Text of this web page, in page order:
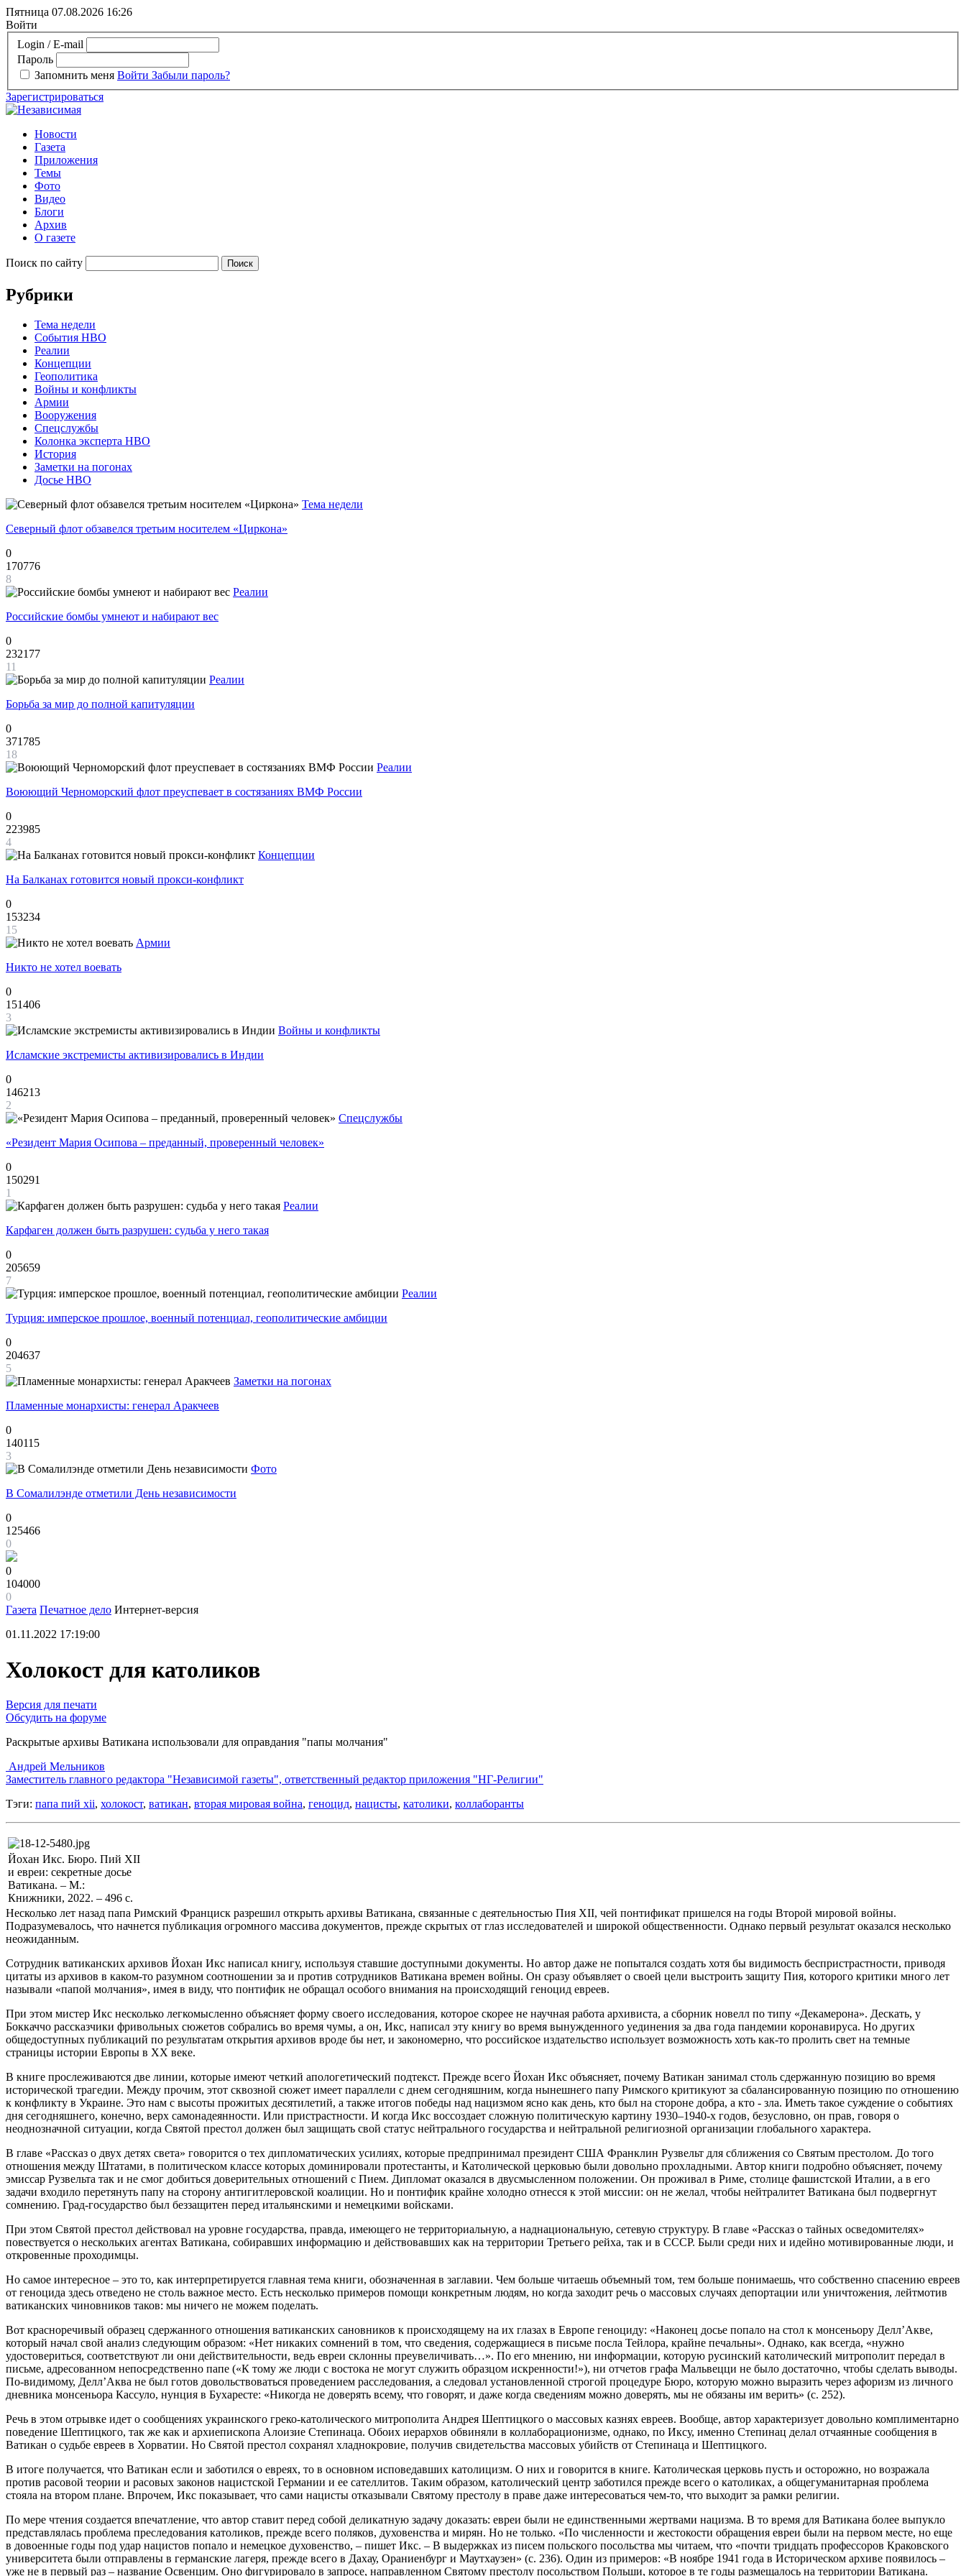
Пятница 07.08.2026 16:26
Войти
Login / E-mail
Пароль
Запомнить меня Войти Забыли пароль?
Зарегистрироваться
Новости
Газета
Приложения
Темы
Фото
Видео
Блоги
Архив
О газете
Поиск по сайту
Рубрики
Тема недели
События НВО
Реалии
Концепции
Геополитика
Войны и конфликты
Армии
Вооружения
Спецслужбы
Колонка эксперта НВО
История
Заметки на погонах
Досье НВО
Тема недели
Северный флот обзавелся третьим носителем «Циркона»
0
170776
8
Реалии
Российские бомбы умнеют и набирают вес
0
232177
11
Реалии
Борьба за мир до полной капитуляции
0
371785
18
Реалии
Воюющий Черноморский флот преуспевает в состязаниях ВМФ России
0
223985
4
Концепции
На Балканах готовится новый прокси-конфликт
0
153234
15
Армии
Никто не хотел воевать
0
151406
3
Войны и конфликты
Исламские экстремисты активизировались в Индии
0
146213
2
Спецслужбы
«Резидент Мария Осипова – преданный, проверенный человек»
0
150291
1
Реалии
Карфаген должен быть разрушен: судьба у него такая
0
205659
7
Реалии
Турция: имперское прошлое, военный потенциал, геополитические амбиции
0
204637
5
Заметки на погонах
Пламенные монархисты: генерал Аракчеев
0
140115
3
Фото
В Сомалилэнде отметили День независимости
0
125466
0
0
104000
0
Газета Печатное дело Интернет-версия
01.11.2022 17:19:00
Холокост для католиков
Версия для печати
Обсудить на форуме
Раскрытые архивы Ватикана использовали для оправдания "папы молчания"
Андрей Мельников
Заместитель главного редактора "Независимой газеты", ответственный редактор приложения "НГ-Религии"
Тэги: папа пий xii, холокост, ватикан, вторая мировая война, геноцид, нацисты, католики, коллаборанты
Йохан Икс. Бюро. Пий XII
и евреи: секретные досье
Ватикана. – М.:
Книжники, 2022. – 496 с.
Несколько лет назад папа Римский Франциск разрешил открыть архивы Ватикана, связанные с деятельностью Пия XII, чей понтификат пришелся на годы Второй мировой войны.
Подразумевалось, что начнется публикация огромного массива документов, прежде скрытых от глаз исследователей и широкой общественности. Однако первый результат оказался несколько
неожиданным.
Сотрудник ватиканских архивов Йохан Икс написал книгу, используя ставшие доступными документы. Но автор даже не попытался создать хотя бы видимость беспристрастности, приводя
цитаты из архивов в каком-то разумном соотношении за и против сотрудников Ватикана времен войны. Он сразу объявляет о своей цели выстроить защиту Пия, которого критики много лет
называли «папой молчания», имея в виду, что понтифик не обращал особого внимания на происходящий геноцид евреев.
При этом мистер Икс несколько легкомысленно объясняет форму своего исследования, которое скорее не научная работа архивиста, а сборник новелл по типу «Декамерона». Дескать, у
Боккаччо рассказчики фривольных сюжетов собрались во время чумы, а он, Икс, написал эту книгу во время вынужденного уединения за два года пандемии коронавируса. Но других
общедоступных публикаций по результатам открытия архивов вроде бы нет, и закономерно, что российское издательство использует возможность хоть как-то пролить свет на темные
страницы истории Европы в XX веке.
В книге прослеживаются две линии, которые имеют четкий апологетический подтекст. Прежде всего Йохан Икс объясняет, почему Ватикан занимал столь сдержанную позицию во время
исторической трагедии. Между прочим, этот сквозной сюжет имеет параллели с днем сегодняшним, когда нынешнего папу Римского критикуют за сбалансированную позицию по отношению
к конфликту в Украине. Это нам с высоты прожитых десятилетий, а также итогов победы над нацизмом ясно как день, кто был на стороне добра, а кто - зла. Иметь такое суждение о событиях
дня сегодняшнего, конечно, верх самонадеянности. Или пристрастности. И когда Икс воссоздает сложную политическую картину 1930–1940-х годов, безусловно, он прав, говоря о
неоднозначной ситуации, когда Святой престол должен был защищать свой статус нейтрального государства и нейтральной религиозной организации глобального характера.
В главе «Рассказ о двух детях света» говорится о тех дипломатических усилиях, которые предпринимал президент США Франклин Рузвельт для сближения со Святым престолом. До того
отношения между Штатами, в политическом классе которых доминировали протестанты, и Католической церковью были довольно прохладными. Автор книги подробно объясняет, почему
эмиссар Рузвельта так и не смог добиться доверительных отношений с Пием. Дипломат оказался в двусмысленном положении. Он проживал в Риме, столице фашистской Италии, а в его
задачи входило перетянуть папу на сторону антигитлеровской коалиции. Но и понтифик крайне холодно отнесся к этой миссии: он не желал, чтобы нейтралитет Ватикана был подвергнут
сомнению. Град-государство был беззащитен перед итальянскими и немецкими войсками.
При этом Святой престол действовал на уровне государства, правда, имеющего не территориальную, а наднациональную, сетевую структуру. В главе «Рассказ о тайных осведомителях»
повествуется о нескольких агентах Ватикана, собиравших информацию и действовавших как на территории Третьего рейха, так и в СССР. Были среди них и идейно мотивированные люди, и
откровенные проходимцы.
Но самое интересное – это то, как интерпретируется главная тема книги, обозначенная в заглавии. Чем больше читаешь объемный том, тем больше понимаешь, что собственно спасению евреев
от геноцида здесь отведено не столь важное место. Есть несколько примеров помощи конкретным людям, но когда заходит речь о массовых случаях депортации или уничтожения, лейтмотив
ватиканских чиновников таков: мы ничего не можем поделать.
Вот красноречивый образец сдержанного отношения ватиканских сановников к происходящему на их глазах в Европе геноциду: «Наконец досье попало на стол к монсеньору Делл’Акве,
который начал свой анализ следующим образом: «Нет никаких сомнений в том, что сведения, содержащиеся в письме посла Тейлора, крайне печальны». Однако, как всегда, «нужно
удостовериться, соответствуют ли они действительности, ведь евреи склонны преувеличивать…». По его мнению, ни информации, которую русинский католический митрополит передал в
письме, адресованном непосредственно папе («К тому же люди с востока не могут служить образцом искренности!»), ни отчетов графа Мальвецци не было достаточно, чтобы сделать выводы.
По-видимому, Делл’Аква не был готов довольствоваться проведением расследования, а следовал установленной строгой процедуре Бюро, которую можно выразить через афоризм из личного
дневника монсеньора Кассуло, нунция в Бухаресте: «Никогда не доверять всему, что говорят, и даже когда сведениям можно доверять, мы не обязаны им верить» (с. 252).
Речь в этом отрывке идет о сообщениях украинского греко-католического митрополита Андрея Шептицкого о массовых казнях евреев. Вообще, автор характеризует довольно комплиментарно
поведение Шептицкого, так же как и архиепископа Алоизие Степинаца. Обоих иерархов обвиняли в коллаборационизме, однако, по Иксу, именно Степинац делал отчаянные сообщения в
Ватикан о судьбе евреев в Хорватии. Но Святой престол сохранял хладнокровие, получив свидетельства массовых убийств от Степинаца и Шептицкого.
В итоге получается, что Ватикан если и заботился о евреях, то в основном исповедавших католицизм. О них и говорится в книге. Католическая церковь пусть и осторожно, но возражала
против расовой теории и расовых законов нацистской Германии и ее сателлитов. Таким образом, католический центр заботился прежде всего о католиках, а общегуманитарная проблема
стояла на втором плане. Впрочем, Икс показывает, что сами нацисты отказывали Святому престолу в праве даже интересоваться чем-то, что выходит за рамки религии.
По мере чтения создается впечатление, что автор ставит перед собой деликатную задачу доказать: евреи были не единственными жертвами нацизма. В то время для Ватикана более выпукло
представлялась проблема преследования католиков, прежде всего поляков, духовенства и мирян. Но не только. «По численности и жестокости обращения евреи были на первом месте, но еще
в довоенные годы под удар нацистов попало и немецкое духовенство, – пишет Икс. – В выдержках из писем польского посольства мы читаем, что «почти тридцать профессоров Краковского
университета были отправлены в германские лагеря, прежде всего в Дахау, Ораниенбург и Маутхаузен» (с. 236). Один из примеров: «В ноябре 1941 года в Историческом архиве появилось –
уже не в первый раз – название Освенцим. Оно фигурировало в запросе, направленном Святому престолу посольством Польши, которое в те годы размещалось на территории Ватикана.